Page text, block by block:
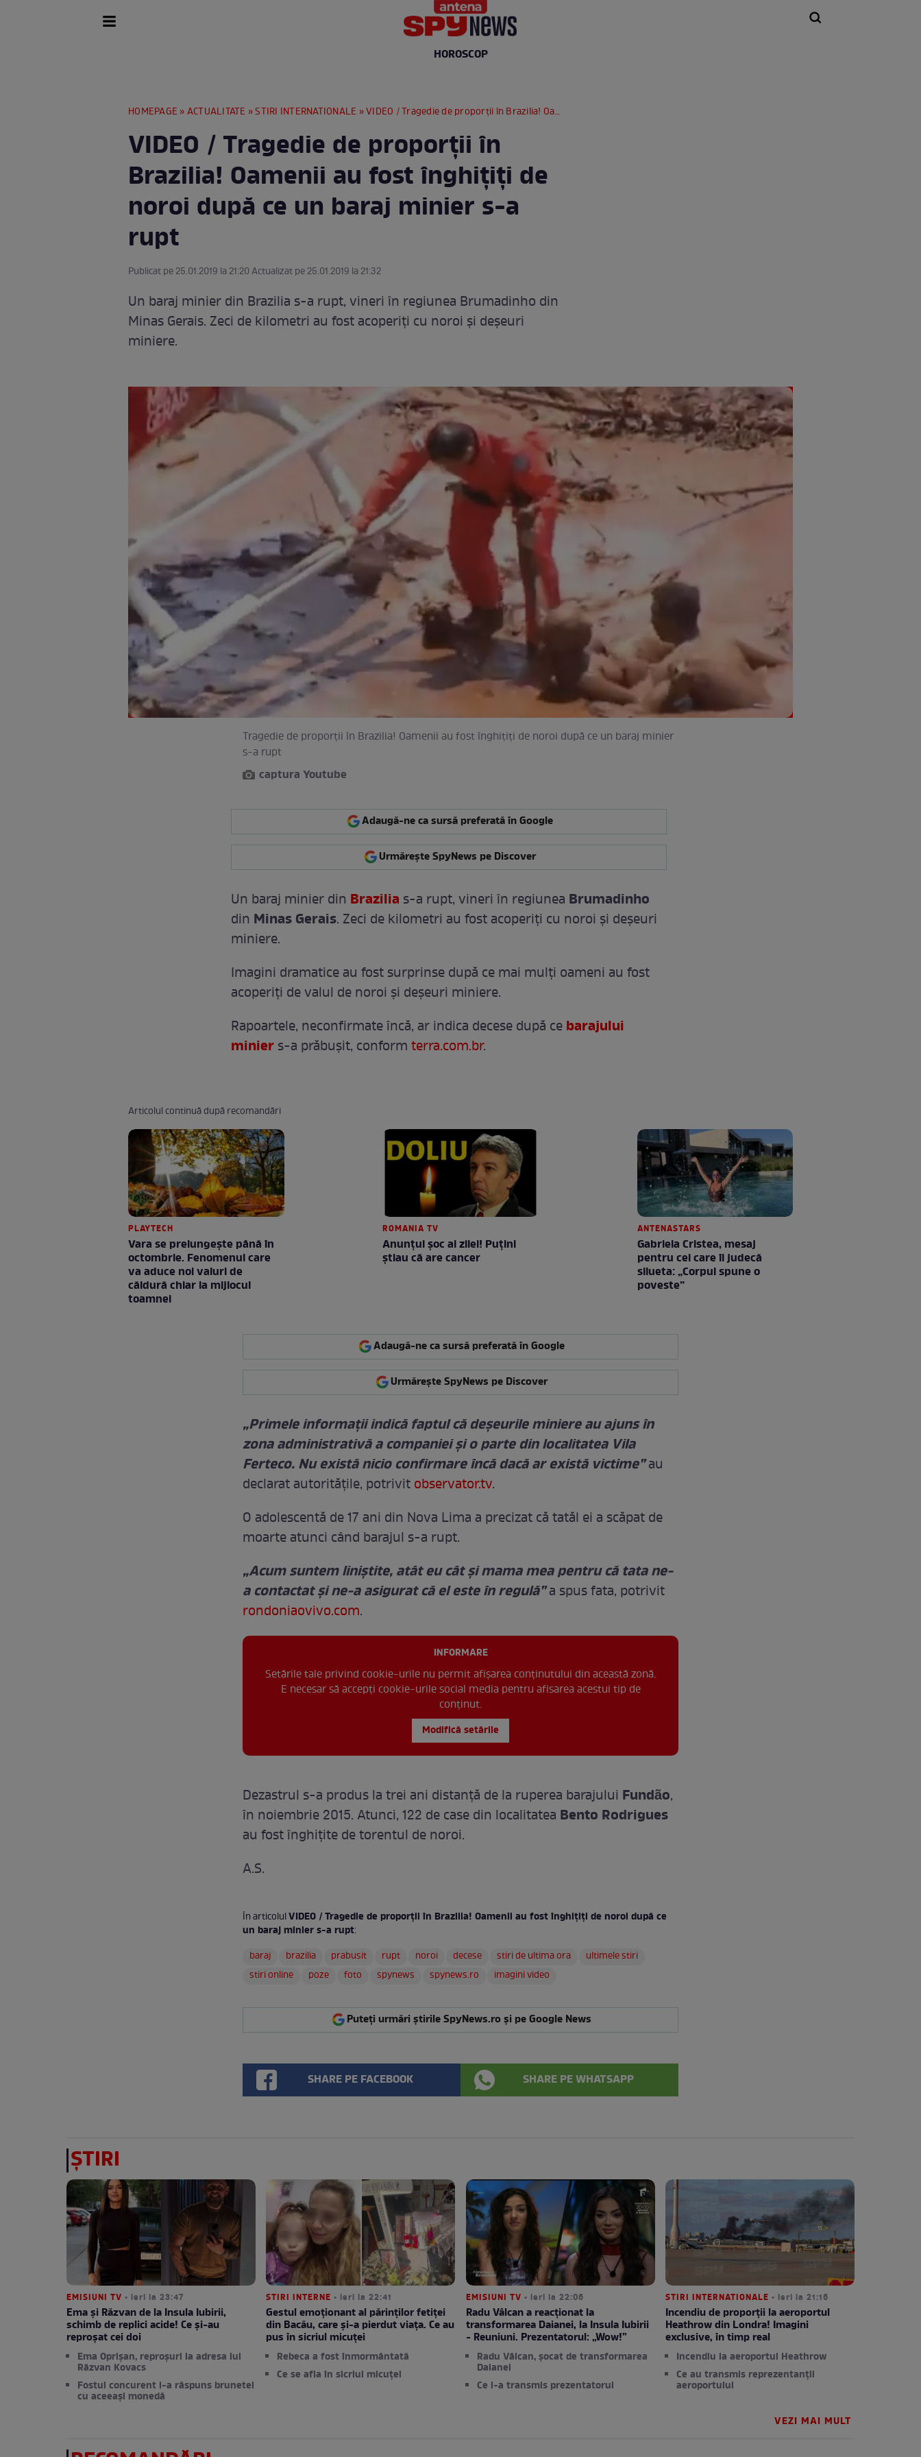
HOROSCOP
HOMEPAGE »ACTUALITATE »STIRI INTERNATIONALE » VIDEO / Tragedie de proporţii în Brazilia! Oamenii au fost înghiţiţi de noroi după ce un baraj minier s-a rupt
VIDEO / Tragedie de proporţii în
Brazilia! Oamenii au fost înghiţiţi de
noroi după ce un baraj minier s-a
rupt
Publicat pe 25.01.2019 la 21:20 Actualizat pe 25.01.2019 la 21:32
Un baraj minier din Brazilia s-a rupt, vineri în regiunea Brumadinho din
Minas Gerais. Zeci de kilometri au fost acoperiţi cu noroi şi deşeuri
miniere.
Tragedie de proporţii în Brazilia! Oamenii au fost înghiţiţi de noroi după ce un baraj minier
s-a rupt
captura Youtube
Adaugă-ne ca sursă preferată în Google
Urmărește SpyNews pe Discover
Un baraj minier din Brazilia s-a rupt, vineri în regiunea Brumadinho
din Minas Gerais. Zeci de kilometri au fost acoperiţi cu noroi şi deşeuri
miniere.
Imagini dramatice au fost surprinse după ce mai mulţi oameni au fost
acoperiţi de valul de noroi şi deşeuri miniere.
Rapoartele, neconfirmate încă, ar indica decese după cebarajului
miniers-a prăbuşit, conformterra.com.br.
Articolul continuă după recomandări
PLAYTECH
Vara se prelungeşte până în
octombrie. Fenomenul care
va aduce noi valuri de
căldură chiar la mijlocul
toamnei
ROMANIA TV
Anunţul şoc al zilei! Puţini
ştiau că are cancer
ANTENASTARS
Gabriela Cristea, mesaj
pentru cei care îi judecă
silueta: „Corpul spune o
poveste”
Adaugă-ne ca sursă preferată în Google
Urmărește SpyNews pe Discover
„Primele informații indică faptul că deșeurile miniere au ajuns în
zona administrativă a companiei și o parte din localitatea Vila
Ferteco. Nu există nicio confirmare încă dacă ar există victime”au
declarat autorităţile, potrivitobservator.tv.
O adolescentă de 17 ani din Nova Lima a precizat că tatăl ei a scăpat de
moarte atunci când barajul s-a rupt.
„Acum suntem liniştite, atât eu cât şi mama mea pentru că tata ne-
a contactat şi ne-a asigurat că el este în regulă”a spus fata, potrivit
rondoniaovivo.com.
INFORMARE
Setările tale privind cookie-urile nu permit afișarea conținutului din această zonă.
E necesar să accepți cookie-urile social media pentru afisarea acestui tip de
conținut.
Modifică setările
Dezastrul s-a produs la trei ani distanţă de la ruperea barajului Fundão,
în noiembrie 2015. Atunci, 122 de case din localitatea Bento Rodrigues
au fost înghițite de torentul de noroi.
A.S.
În articolulVIDEO / Tragedie de proporţii în Brazilia! Oamenii au fost înghiţiţi de noroi după ce
un baraj minier s-a rupt:
baraj
brazilia prabusit rupt noroi decese stiri de ultima ora
ultimele stiri
stiri online
poze foto spynews spynews.ro imagini video
Puteți urmări știrile SpyNews.ro și pe Google News
SHARE PE FACEBOOK SHARE PE WHATSAPP
ȘTIRI
EMISIUNI TV • ieri la 23:47
Ema și Răzvan de la Insula Iubirii,
schimb de replici acide! Ce și-au
reproșat cei doi
Ema Oprișan, reproșuri la adresa lui
Răzvan Kovacs
Fostul concurent i-a răspuns brunetei
cu aceeași monedă
STIRI INTERNE • ieri la 22:41
Gestul emoționant al părinților fetiței
din Bacău, care și-a pierdut viața. Ce au
pus în sicriul micuței
Rebeca a fost înmormântată
Ce se afla în sicriul micuței
EMISIUNI TV • ieri la 22:06
Radu Vâlcan a reacționat la
transformarea Daianei, la Insula Iubirii
- Reuniuni. Prezentatorul: „Wow!”
Radu Vâlcan, șocat de transformarea
Daianei
Ce i-a transmis prezentatorul
STIRI INTERNATIONALE • ieri la 21:16
Incendiu de proporții la aeroportul
Heathrow din Londra! Imagini
exclusive, în timp real
Incendiu la aeroportul Heathrow
Ce au transmis reprezentanții
aeroportului
VEZI MAI MULT